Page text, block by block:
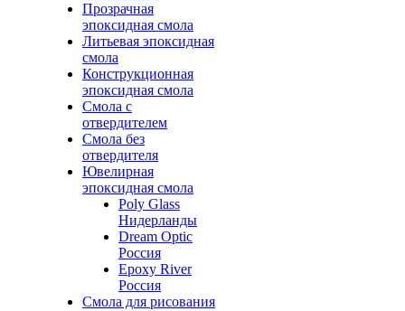
Прозрачная
эпоксидная смола
Литьевая эпоксидная
смола
Конструкционная
эпоксидная смола
Смола с
отвердителем
Смола без
отвердителя
Ювелирная
эпоксидная смола
Poly Glass
Нидерланды
Dream Optic
Россия
Epoxy River
Россия
Смола для рисования